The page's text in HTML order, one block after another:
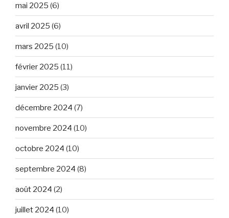
mai 2025 (6)
avril 2025 (6)
mars 2025 (10)
février 2025 (11)
janvier 2025 (3)
décembre 2024 (7)
novembre 2024 (10)
octobre 2024 (10)
septembre 2024 (8)
août 2024 (2)
juillet 2024 (10)